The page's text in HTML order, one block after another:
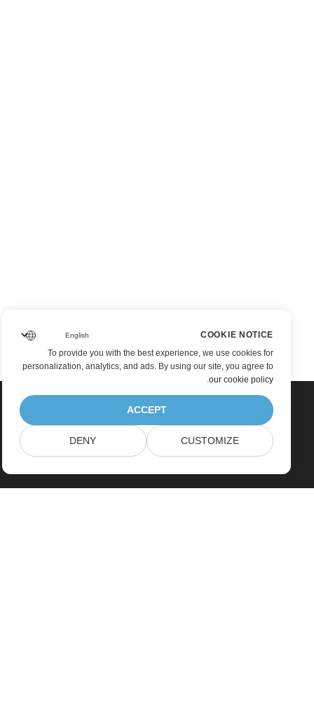
COOKIE NOTICE
To provide you with the best experience, we use cookies for
personalization, analytics, and ads. By using our site, you agree to
our cookie policy
.
ACCEPT
CUSTOMIZE
DENY